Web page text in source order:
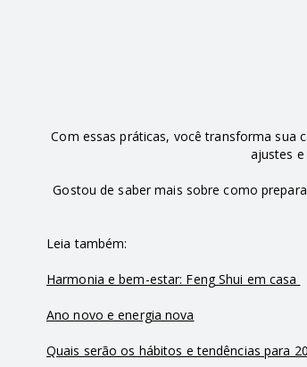
Com essas práticas, você transforma sua
ajustes
Gostou de saber mais sobre como
Leia também:
Harmonia e bem-estar: Feng Shui em casa
Ano novo e energia nova
Quais serão os hábitos e tendências para